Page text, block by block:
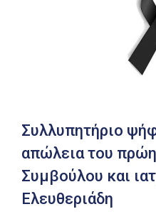
Συλλυπητήριο
απώλεια του
Συμβούλου και
Ελευθεριάδη